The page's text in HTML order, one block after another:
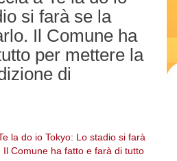
si farà se la
Il Comune ha
per mettere la
di